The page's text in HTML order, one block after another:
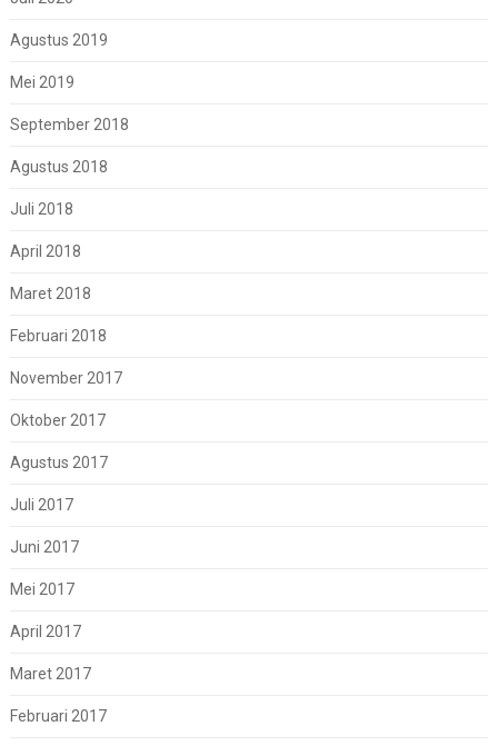
Agustus 2019
Mei 2019
September 2018
Agustus 2018
Juli 2018
April 2018
Maret 2018
Februari 2018
November 2017
Oktober 2017
Agustus 2017
Juli 2017
Juni 2017
Mei 2017
April 2017
Maret 2017
Februari 2017